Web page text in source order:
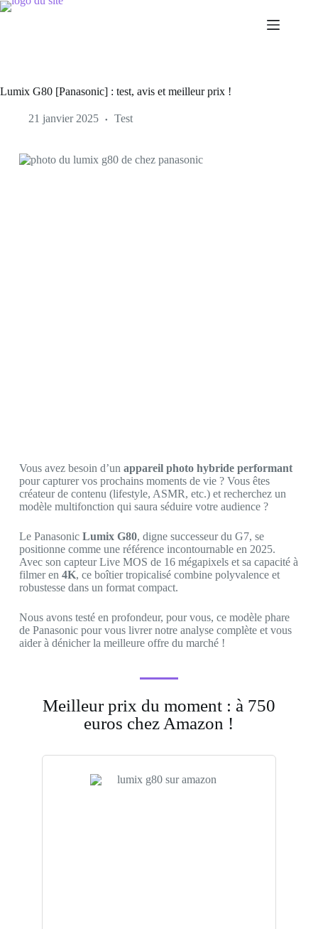
Lumix G80 [Panasonic] : test, avis et meilleur prix !
21 janvier 2025 Test
Vous avez besoin d’un appareil photo hybride performant
pour capturer vos prochains moments de vie ? Vous êtes
créateur de contenu (lifestyle, ASMR, etc.) et recherchez un
modèle multifonction qui saura séduire votre audience ?
Le Panasonic Lumix G80, digne successeur du G7, se
positionne comme une référence incontournable en 2025.
Avec son capteur Live MOS de 16 mégapixels et sa capacité à
filmer en 4K, ce boîtier tropicalisé combine polyvalence et
robustesse dans un format compact.
Nous avons testé en profondeur, pour vous, ce modèle phare
de Panasonic pour vous livrer notre analyse complète et vous
aider à dénicher la meilleure offre du marché !
Meilleur prix du moment : à 750
euros chez Amazon !